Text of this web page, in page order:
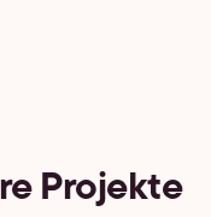
Projekte